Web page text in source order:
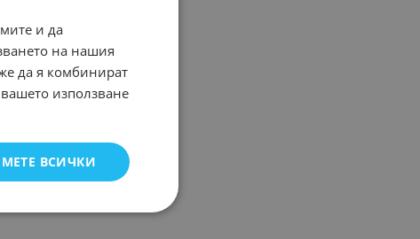
и да
на нашия
да я комбинират
използване
ВСИЧКИ